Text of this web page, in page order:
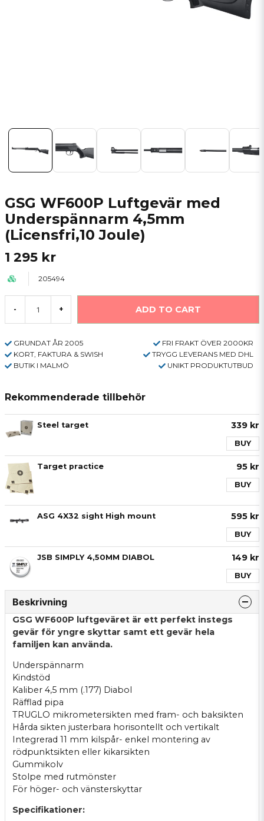
GSG WF600P Luftgevär med
Underspännarm 4,5mm
(Licensfri,10 Joule)
1 295 kr
205494
- + ADD TO CART
GRUNDAT ÅR 2005
FRI FRAKT ÖVER 2000KR
KORT, FAKTURA & SWISH
TRYGG LEVERANS MED DHL
BUTIK I MALMÖ
UNIKT PRODUKTUTBUD
Rekommenderade tillbehör
Steel target 339 kr
BUY
Target practice 95 kr
BUY
ASG 4X32 sight High mount 595 kr
BUY
JSB SIMPLY 4,50MM DIABOL 149 kr
BUY
Beskrivning
GSG WF600P luftgeväret är ett perfekt instegs
gevär för yngre skyttar samt ett gevär hela
familjen kan använda.
Underspännarm
Kindstöd
Kaliber 4,5 mm (.177) Diabol
Räfflad pipa
TRUGLO mikrometersikten med fram- och baksikten
Hårda sikten justerbara horisontellt och vertikalt
Integrerad 11 mm kilspår- enkel montering av
rödpunktsikten eller kikarsikten
Gummikolv
Stolpe med rutmönster
För höger- och vänsterskyttar
Specifikationer: